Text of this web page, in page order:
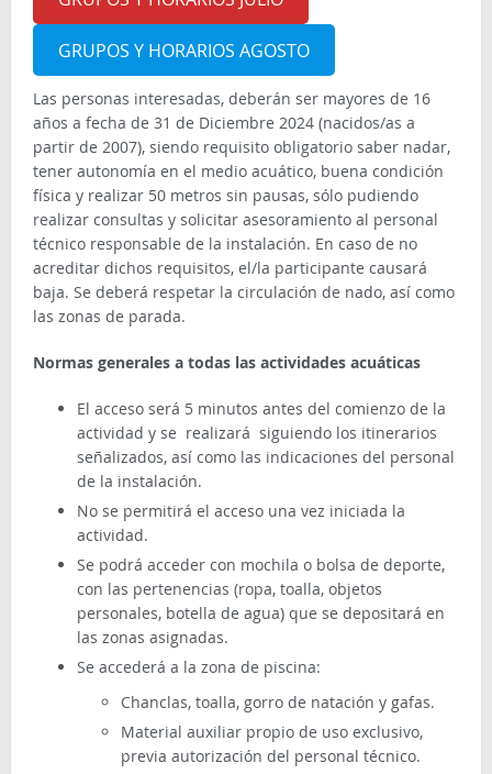
GRUPOS Y HORARIOS AGOSTO
Las personas interesadas, deberán ser mayores de 16
años a fecha de 31 de Diciembre 2024 (nacidos/as a
partir de 2007), siendo requisito obligatorio saber nadar,
tener autonomía en el medio acuático, buena condición
física y realizar 50 metros sin pausas, sólo pudiendo
realizar consultas y solicitar asesoramiento al personal
técnico responsable de la instalación. En caso de no
acreditar dichos requisitos, el/la participante causará
baja. Se deberá respetar la circulación de nado, así como
las zonas de parada.
Normas generales a todas las actividades acuáticas
El acceso será 5 minutos antes del comienzo de la
actividad y se realizará siguiendo los itinerarios
señalizados, así como las indicaciones del personal
de la instalación.
No se permitirá el acceso una vez iniciada la
actividad.
Se podrá acceder con mochila o bolsa de deporte,
con las pertenencias (ropa, toalla, objetos
personales, botella de agua) que se depositará en
las zonas asignadas.
Se accederá a la zona de piscina:
Chanclas, toalla, gorro de natación y gafas.
Material auxiliar propio de uso exclusivo,
previa autorización del personal técnico.